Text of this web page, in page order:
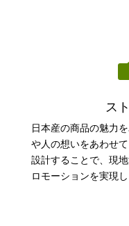
ス
日本産の商品の魅力
や人の想いをあわせ
設計することで、 現
ロモーションを実現し